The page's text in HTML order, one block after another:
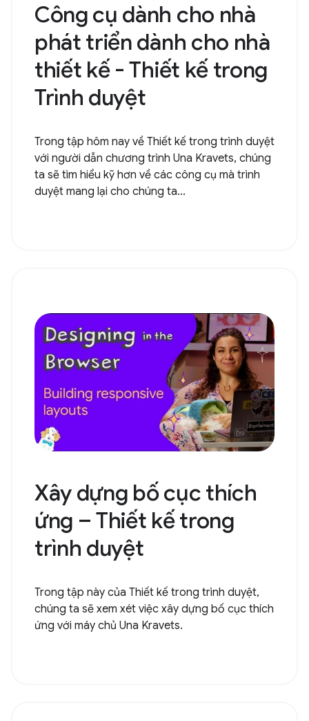
Công cụ dành cho nhà
phát triển dành cho nhà
thiết kế - Thiết kế trong
Trình duyệt
Trong tập hôm nay về Thiết kế trong trình duyệt
với người dẫn chương trình Una Kravets, chúng
ta sẽ tìm hiểu kỹ hơn về các công cụ mà trình
duyệt mang lại cho chúng ta...
Xây dựng bố cục thích
ứng – Thiết kế trong
trình duyệt
Trong tập này của Thiết kế trong trình duyệt,
chúng ta sẽ xem xét việc xây dựng bố cục thích
ứng với máy chủ Una Kravets.